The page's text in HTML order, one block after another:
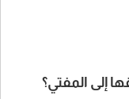
إلى المفتي؟